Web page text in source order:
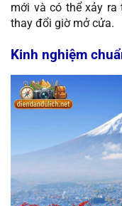
mới và có thể xảy ra
thay đổi giờ mở cửa.
Kinh nghiệm